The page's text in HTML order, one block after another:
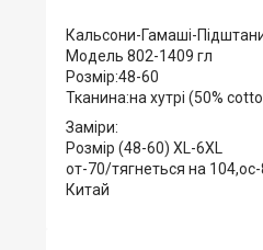
Кальсони-Гамаші-
Модель 802-1409 гл
Розмір:48-60
Тканина:на хутрі (50%
Заміри:
Розмір (48-60) XL-6XL
от-70/тягнеться на
Китай